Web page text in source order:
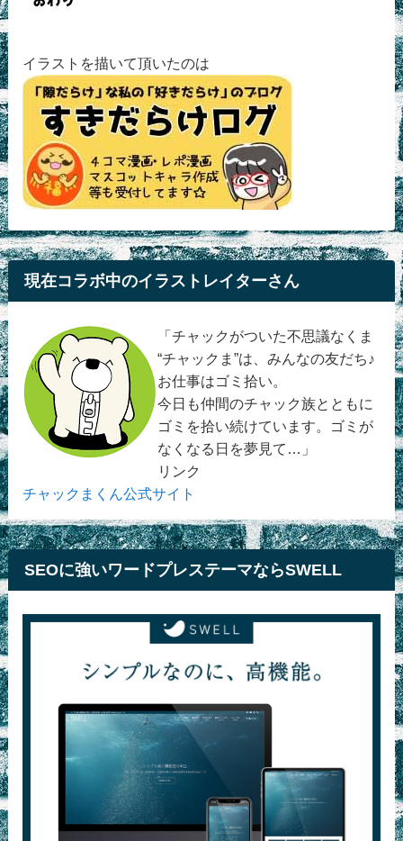
イラストを描いて頂いたのは
現在コラボ中のイラストレイターさん
「チャックがついた不思議なくま
“チャックま”は、みんなの友だち♪
お仕事はゴミ拾い。
今日も仲間のチャック族とともに
ゴミを拾い続けています。ゴミが
なくなる日を夢見て…」
リンク
チャックまくん公式サイト
SEOに強いワードプレステーマならSWELL